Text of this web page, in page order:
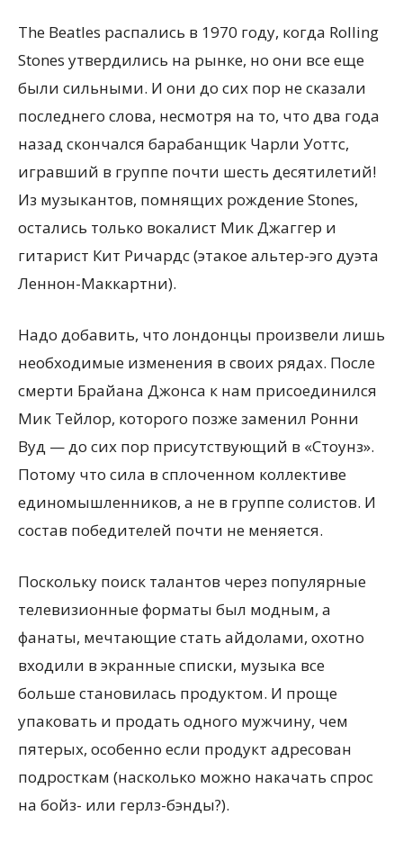
The Beatles распались в 1970 году, когда Rolling
Stones утвердились на рынке, но они все еще
были сильными. И они до сих пор не сказали
последнего слова, несмотря на то, что два года
назад скончался барабанщик Чарли Уоттс,
игравший в группе почти шесть десятилетий!
Из музыкантов, помнящих рождение Stones,
остались только вокалист Мик Джаггер и
гитарист Кит Ричардс (этакое альтер-эго дуэта
Леннон-Маккартни).
Надо добавить, что лондонцы произвели лишь
необходимые изменения в своих рядах. После
смерти Брайана Джонса к нам присоединился
Мик Тейлор, которого позже заменил Ронни
Вуд — до сих пор присутствующий в «Стоунз».
Потому что сила в сплоченном коллективе
единомышленников, а не в группе солистов. И
состав победителей почти не меняется.
Поскольку поиск талантов через популярные
телевизионные форматы был модным, а
фанаты, мечтающие стать айдолами, охотно
входили в экранные списки, музыка все
больше становилась продуктом. И проще
упаковать и продать одного мужчину, чем
пятерых, особенно если продукт адресован
подросткам (насколько можно накачать спрос
на бойз- или герлз-бэнды?).